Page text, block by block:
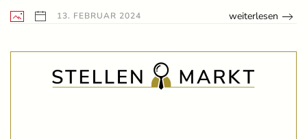
13. FEBRUAR 2024 weiterlesen